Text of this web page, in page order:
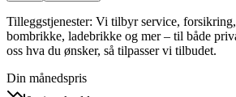
Tilleggstjenester: Vi tilbyr service,
bombrikke, ladebrikke og mer – til både
oss hva du ønsker, så tilpasser vi tilbudet.
Din månedspris